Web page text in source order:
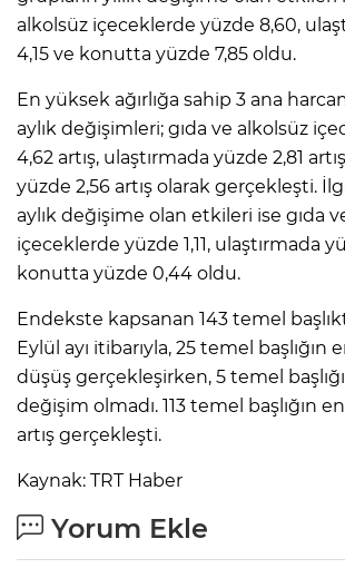
alkolsüz içeceklerde yüzde 8,60,
4,15 ve konutta yüzde 7,85 oldu.
En yüksek ağırlığa sahip 3 ana
aylık değişimleri; gıda ve alkolsüz
4,62 artış, ulaştırmada yüzde 2,81
yüzde 2,56 artış olarak gerçekleşti.
aylık değişime olan etkileri ise gıda
içeceklerde yüzde 1,11, ulaştırmada
konutta yüzde 0,44 oldu.
Endekste kapsanan 143 temel
Eylül ayı itibarıyla, 25 temel başlığın
düşüş gerçekleşirken, 5 temel
değişim olmadı. 113 temel başlığın
artış gerçekleşti.
Kaynak: TRT Haber
Yorum Ekle